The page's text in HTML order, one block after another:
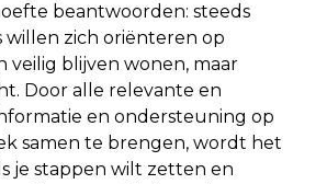
beantwoorden: steeds
willen zich oriënteren op
veilig blijven wonen, maar
Door alle relevante en
en ondersteuning op
samen te brengen, wordt het
je stappen wilt zetten en